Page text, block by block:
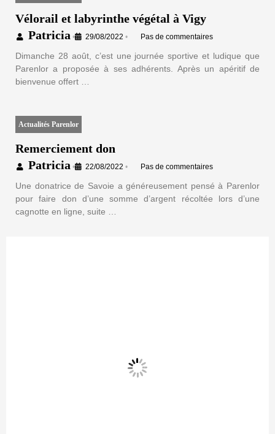
Vélorail et labyrinthe végétal à Vigy
Patricia • 29/08/2022 • Pas de commentaires
Dimanche 28 août, c’est une journée sportive et ludique que
Parenlor a proposée à ses adhérents. Après un apéritif de
bienvenue offert …
Actualités Parenlor
Remerciement don
Patricia • 22/08/2022 • Pas de commentaires
Une donatrice de Savoie a généreusement pensé à Parenlor
pour faire don d’une somme d’argent récoltée lors d’une
cagnotte en ligne, suite …